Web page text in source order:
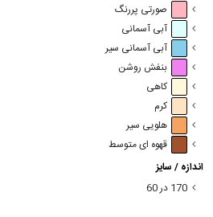
صورتی پررنگ
آبی آسمانی
آبی آسمانی سیر
بنفش روشن
کاهی
کرم
هلویی سیر
قهوه ای متوسط
اندازه / سایز
170 در 60